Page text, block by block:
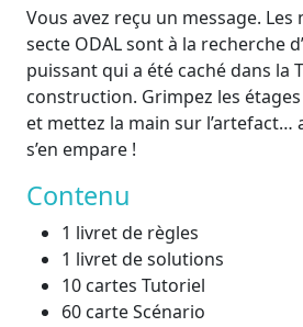
Vous avez reçu un message. Les
secte ODAL sont à la recherche
puissant qui a été caché dans la
construction. Grimpez les
et mettez la main sur l’artefact…
s’en empare !
Contenu
1 livret de règles
1 livret de solutions
10 cartes Tutoriel
60 carte Scénario